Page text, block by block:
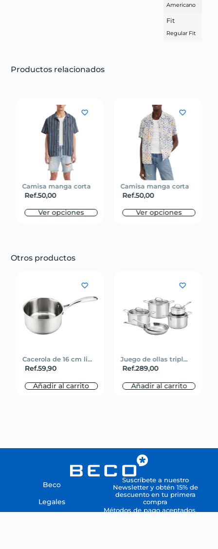
Americano
Fit
Regular Fit
Productos relacionados
Camisa manga corta
Ref.50,00
Ver opciones
Camisa manga corta
Ref.50,00
Ver opciones
Otros productos
Cacerola de 16 cm li...
Ref.59,90
Añadir al carrito
Juego de ollas tripl...
Ref.289,00
Añadir al carrito
Beco
Legales
Suscríbete a nuestro
Newsletter y obtén 15% de
descuento en tu primera
compra
Métodos de pago aceptados